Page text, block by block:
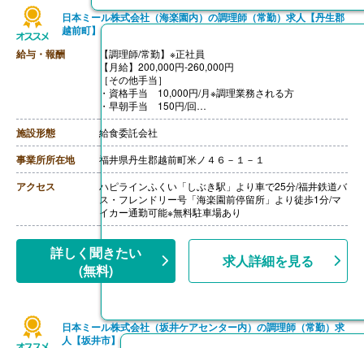
日本ミール株式会社（海楽園内）の調理師（常勤）求人【丹生郡
越前町】
給与・報酬
【調理師/常勤】※正社員
【月給】200,000円‐260,000円
［その他手当］
・資格手当 10,000円/月※調理業務される方
・早朝手当 150円/回
【賞与】なし
【通勤手当】あり（上限30,000円/月）
【昇給】あり（1月あたり3.00-8.00％）※前年度実績
【退職金】なし
施設形態 給食委託会社
事業所所在地 福井県丹生郡越前町米ノ４６－１－１
アクセス
ハピラインふくい「しぶき駅」より車で25分/福井鉄道バ
ス・フレンドリー号「海楽園前停留所」より徒歩1分/マ
イカー通勤可能※無料駐車場あり
詳しく聞きたい
(無料)
求人詳細を見る
日本ミール株式会社（坂井ケアセンター内）の調理師（常勤）求
人【坂井市】